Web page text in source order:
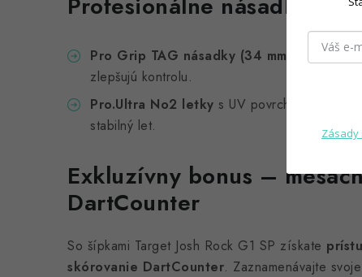
Pro Grip TAG násadky (34 mm)
zlepšujú kontrolu.
Pro.Ultra No2 letky s UV povrchovou
stabilný let.
Exkluzívny bonus –
DartCounter
So šípkami Target Josh Rock G1 SP získate
skórovanie DartCounter. Zaznamenávajte